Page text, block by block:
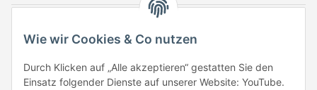
Tuccar GmbH
Raum A-123
Anton-Kux-Str.2
Wie wir Cookies & Co nutzen
Durch Klicken auf „Alle akzeptieren“ gestatten Sie den
Einsatz folgender Dienste auf unserer Website: YouTube.